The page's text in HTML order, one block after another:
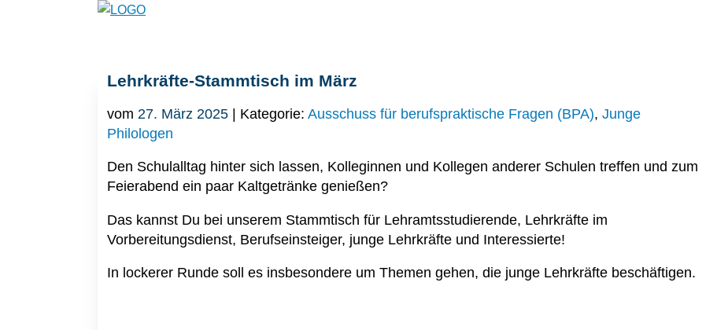
Lehrkräfte-Stammtisch im März
vom 27. März 2025 | Kategorie: Ausschuss für berufspraktische Fragen (BPA), Junge
Philologen
Den Schulalltag hinter sich lassen, Kolleginnen und Kollegen anderer Schulen treffen und zum
Feierabend ein paar Kaltgetränke genießen?
Das kannst Du bei unserem Stammtisch für Lehramtsstudierende, Lehrkräfte im
Vorbereitungsdienst, Berufseinsteiger, junge Lehrkräfte und Interessierte!
In lockerer Runde soll es insbesondere um Themen gehen, die junge Lehrkräfte beschäftigen.